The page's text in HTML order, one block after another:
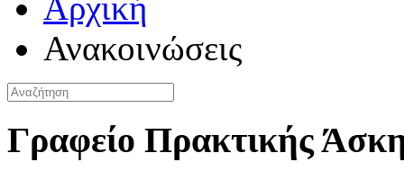
Ανακοινώσεις
Γραφείο Πρακτικής